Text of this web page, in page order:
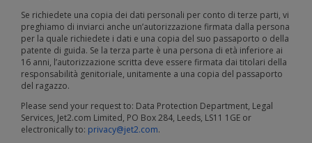
Se richiedete una copia dei dati personali per conto di terze parti, vi
preghiamo di inviarci anche un’autorizzazione firmata dalla persona
per la quale richiedete i dati e una copia del suo passaporto o della
patente di guida. Se la terza parte è una persona di età inferiore ai
16 anni, l’autorizzazione scritta deve essere firmata dai titolari della
responsabilità genitoriale, unitamente a una copia del passaporto
del ragazzo.
Please send your request to: Data Protection Department, Legal
Services, Jet2.com Limited, PO Box 284, Leeds, LS11 1GE or
electronically to: privacy@jet2.com.